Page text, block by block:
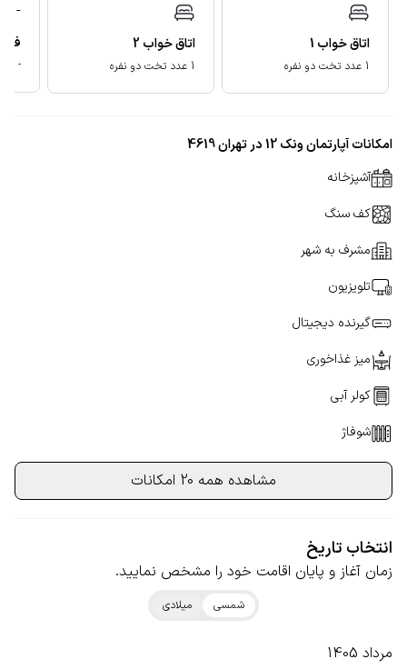
اتاق خواب 1
1 عدد تخت دو نفره
اتاق خواب 2
1 عدد تخت دو نفره
-
-
امکانات آپارتمان ونک 12 در تهران 4619
آشپزخانه
کف سنگ
مشرف به شهر
تلویزیون
گیرنده دیجیتال
میز غذاخوری
کولر آبی
شوفاژ
مشاهده همه 20 امکانات
انتخاب تاریخ
زمان آغاز و پایان اقامت خود را مشخص نمایید.
شمسی میلادی
مرداد 1405